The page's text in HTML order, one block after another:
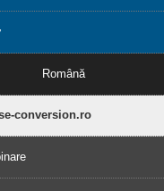
Română
conversion.ro